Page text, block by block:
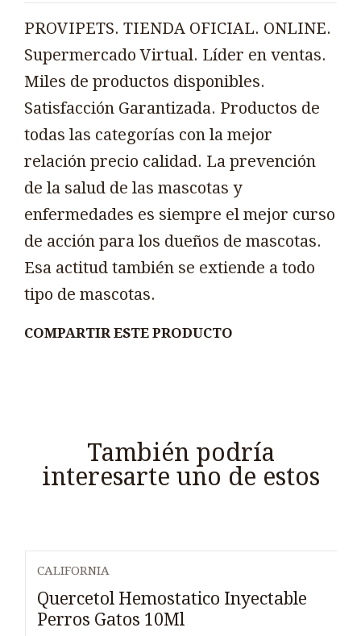
PROVIPETS. TIENDA OFICIAL. ONLINE.
Supermercado Virtual. Líder en ventas.
Miles de productos disponibles.
Satisfacción Garantizada. Productos de
todas las categorías con la mejor
relación precio calidad. La prevención
de la salud de las mascotas y
enfermedades es siempre el mejor curso
de acción para los dueños de mascotas.
Esa actitud también se extiende a todo
tipo de mascotas.
COMPARTIR ESTE PRODUCTO
También podría
interesarte uno de estos
CALIFORNIA
Quercetol Hemostatico Inyectable
Perros Gatos 10Ml